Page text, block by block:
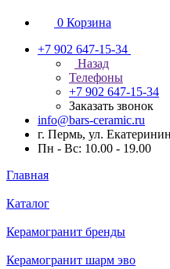
0 Корзина
+7 902 647-15-34
Назад
Телефоны
+7 902 647-15-34
Заказать звонок
info@bars-ceramic.ru
г. Пермь, ул.
Пн - Вс: 10.00 - 19.00
Главная
Каталог
Керамогранит бренды
Керамогранит шарм эво